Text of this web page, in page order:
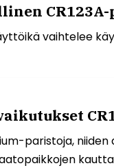
vaihtelee
paristoja,